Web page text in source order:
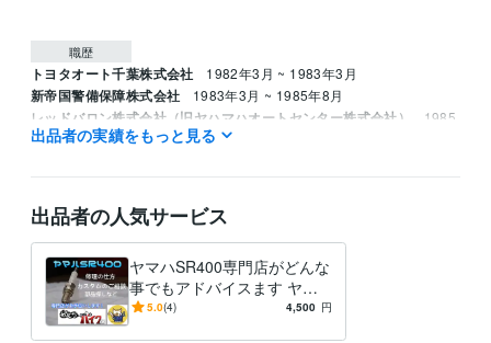
職歴
トヨタオート千葉株式会社 1982年3月 ~ 1983年3月
新帝国警備保障株式会社 1983年3月 ~ 1985年8月
レッドバロン株式会社（旧ヤハマハオートセンター株式会社）
1985
年8月 ~ 1995年8月
資格・検定
ガソリン2級自動車整備士 取得年 : 1983年
普通自動車運転免許 取得年 : 1981年
普通自動二輪免許 取得年 : 1982年
中型自動車第一種運転免許 取得年 : 1980年
二級自動車整備士（ガソリン・ジーゼル・シャシ・二輪）
981年
出品者の実績をもっと見る
出品者の人気サービス
ヤマハSR400専門店がどんな
事でもアドバイスます ヤマ
ハSR400専門店が全面アドバ
5.0(4) 4,500 円